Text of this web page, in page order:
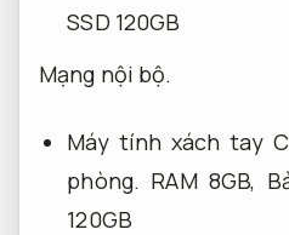
SSD 120GB
Mạng nội bộ.
Máy tính xách tay
phòng. RAM 8GB,
120GB